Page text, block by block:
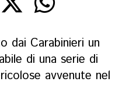
dai Carabinieri un
di una serie di
avvenute nel